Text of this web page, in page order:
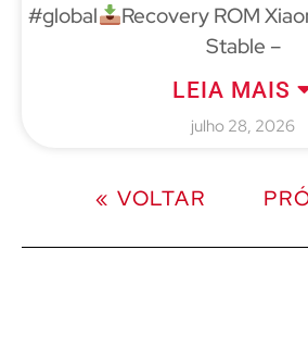
#global
Recovery ROM
Stable –
LEIA MAIS
julho 28, 2026
« VOLTAR